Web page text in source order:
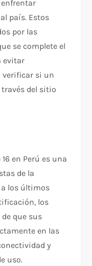
enfrentar
país. Estos
por las
se complete el
evitar
verificar si un
del sitio
en Perú es una
de la
a los últimos
los
que sus
en las
y
uso.